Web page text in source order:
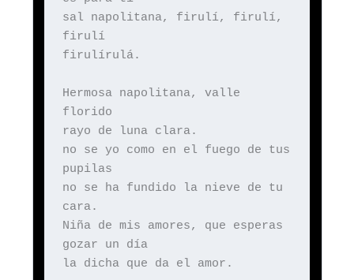
sal napolitana, firulí, firulí,
firulí
firulírulá.
Hermosa napolitana, valle
florido
rayo de luna clara.
no se yo como en el fuego de tus
pupilas
no se ha fundido la nieve de tu
cara.
Niña de mis amores, que esperas
gozar un día
la dicha que da el amor.